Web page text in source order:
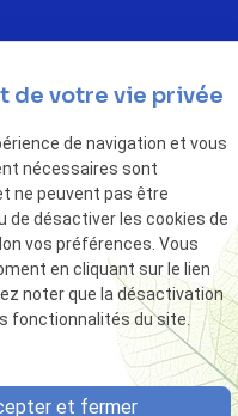
02 78 77 14 31 pin_drop
de votre vie privée
de navigation et vous
nécessaires sont
ne peuvent pas être
de désactiver les cookies de
vos préférences. Vous
en cliquant sur le lien
noter que la désactivation
fonctionnalités du site.
et fermer